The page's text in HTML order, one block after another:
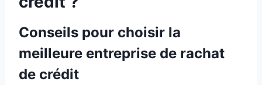
Conseils pour choisir la
meilleure entreprise de rachat
de crédit